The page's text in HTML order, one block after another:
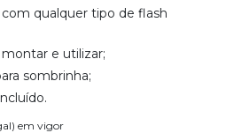
qualquer tipo de flash
e utilizar;
sombrinha;
em vigor